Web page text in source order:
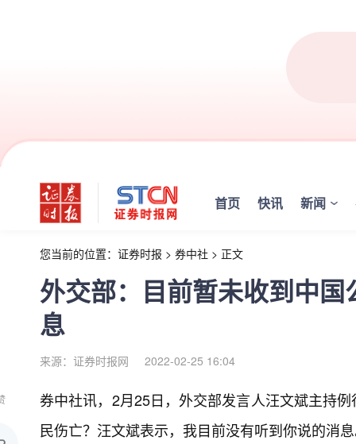
首页 快讯 新闻
您当前的位置： 证券时报 > 券中社 > 正文
外交部：目前暂未收到中
息
来源：证券时报网 2022-02-25 16:04
券中社讯，2月25日，外交部发言人汪文斌主持
民伤亡？汪文斌表示，我目前没有听到你说的消